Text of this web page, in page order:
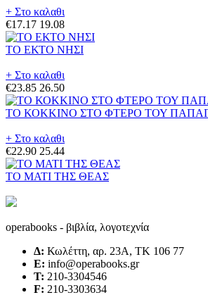
+ Στο καλαθι
€17.17 19.08
ΤΟ ΕΚΤΟ ΝΗΣΙ
+ Στο καλαθι
€23.85 26.50
ΤΟ ΚΟΚΚΙΝΟ ΣΤΟ ΦΤΕΡΟ ΤΟΥ
+ Στο καλαθι
€22.90 25.44
ΤΟ ΜΑΤΙ ΤΗΣ ΘΕΑΣ
operabooks - βιβλία, λογοτεχνία
Δ: Κωλέττη, αρ. 23Α, ΤΚ 106 77
E: info@operabooks.gr
Τ: 210-3304546
F: 210-3303634